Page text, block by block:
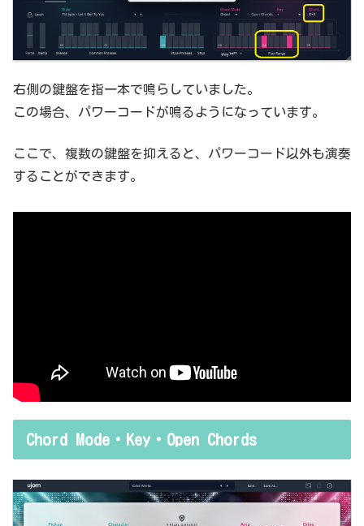
右側の鍵盤を指一本で鳴らしていました。
この場合、パワーコードが鳴るようになっています。
ここで、複数の鍵盤を抑えると、パワーコード以外も演奏
することができます。
Chord Mode・Key・Open Chords